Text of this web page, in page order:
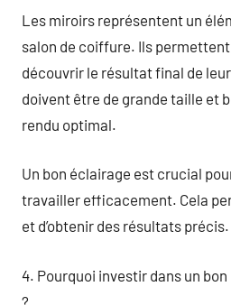
Les miroirs représentent un
salon de coiffure. Ils
découvrir le résultat final de
doivent être de grande taille et
rendu optimal.
Un bon éclairage est crucial
travailler efficacement. Cela
et d’obtenir des résultats précis.
4. Pourquoi investir dans un
?